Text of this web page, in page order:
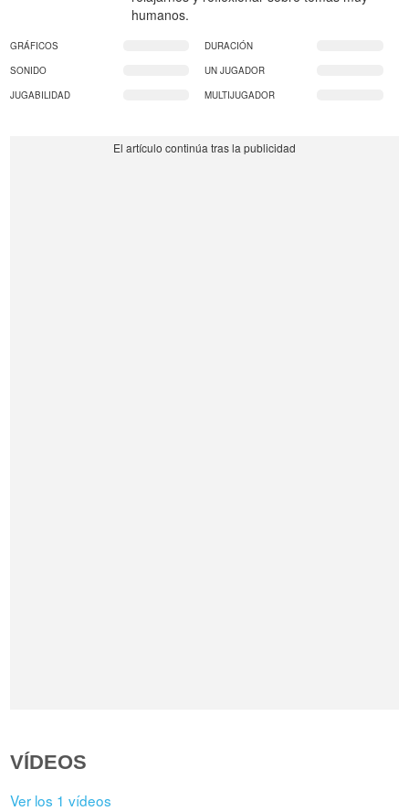
humanos.
GRÁFICOS
DURACIÓN
SONIDO
UN JUGADOR
JUGABILIDAD
MULTIJUGADOR
VÍDEOS
Ver los 1 vídeos